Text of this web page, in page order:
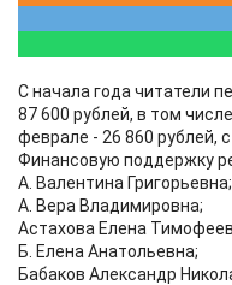
С начала года читатели
87 600 рублей, в том
феврале - 26 860 рублей,
Финансовую поддержку
А. Валентина Григорьевна;
А. Вера Владимировна;
Астахова Елена
Б. Елена Анатольевна;
Бабаков Александр